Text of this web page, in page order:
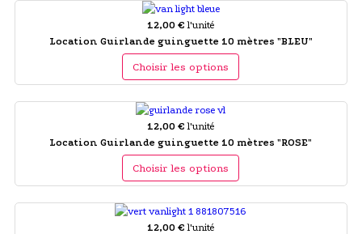
12,00 € l'unité
Location Guirlande guinguette 10 mètres "BLEU"
Choisir les options
12,00 € l'unité
Location Guirlande guinguette 10 mètres "ROSE"
Choisir les options
12,00 € l'unité